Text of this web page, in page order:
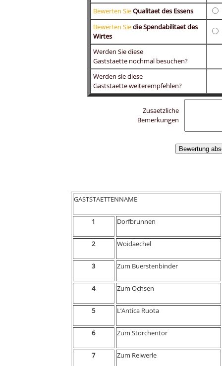
Bewerten SieQualitaet des Essens
Bewerten Siedie Spendabilitaet des
Wirtes
Werden Sie diese
Gaststaette nochmal besuchen?
Werden sie diese
Gaststaette weiterempfehlen?
Zusaetzliche
Bemerkungen
GASTSTAETTENNAME
1 Dorfbrunnen
2 Woidaechel
3 Zum Buerstenbinder
4 Zum Ochsen
5 L’Antica Ruota
6 Zum Storchentor
7 Zum Reiwerle